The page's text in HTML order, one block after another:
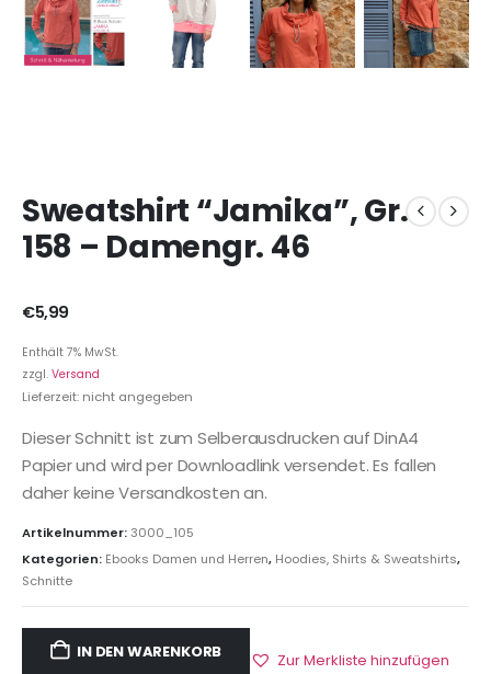
Sweatshirt “Jamika”, Gr.
158 – Damengr. 46
€5,99
Enthält 7% MwSt.
zzgl. Versand
Lieferzeit: nicht angegeben
Dieser Schnitt ist zum Selberausdrucken auf DinA4
Papier und wird per Downloadlink versendet. Es fallen
daher keine Versandkosten an.
Artikelnummer:3000_105
Kategorien: Ebooks Damen und Herren, Hoodies, Shirts & Sweatshirts,
Schnitte
IN DEN WARENKORB Zur Merkliste hinzufügen